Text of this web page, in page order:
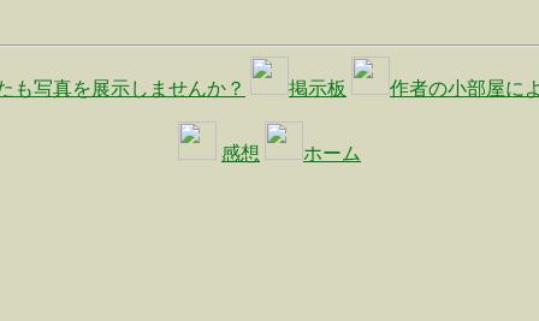
も写真を展示しませんか？ 掲示板 作者の小部屋に
感想 ホーム